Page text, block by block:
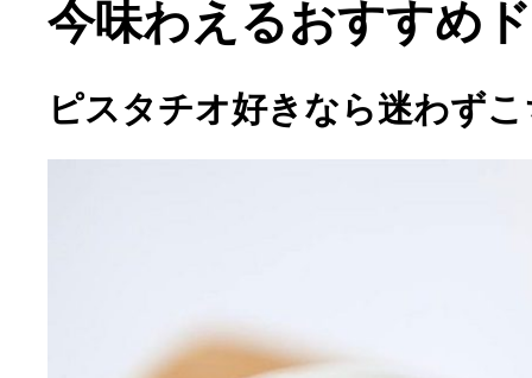
今味わえるおすすめ
ピスタチオ好きなら迷わず